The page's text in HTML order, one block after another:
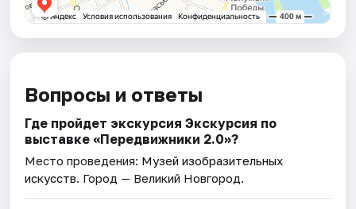
Вопросы и ответы
Где пройдет экскурсия Экскурсия по
выставке «Передвижники 2.0»?
Место проведения: Музей изобразительных
искусств. Город — Великий Новгород.